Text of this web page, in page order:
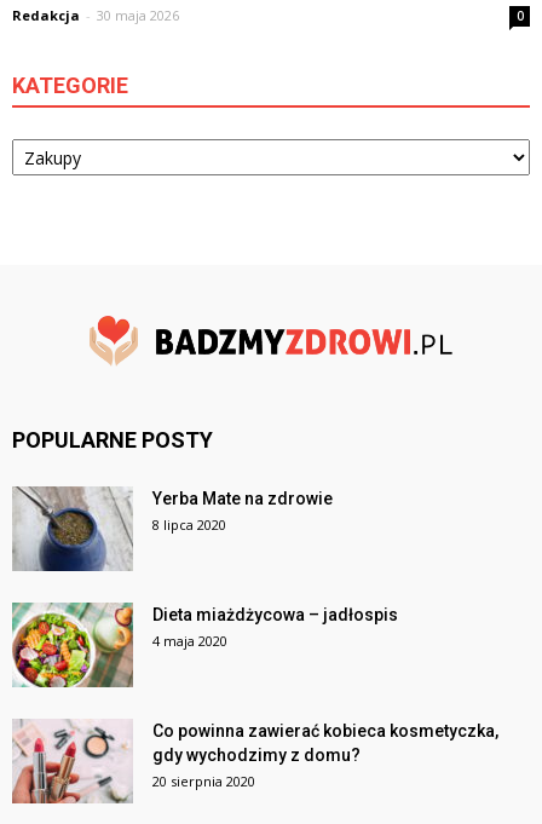
Redakcja - 30 maja 2026 0
KATEGORIE
Kategorie
POPULARNE POSTY
Yerba Mate na zdrowie
8 lipca 2020
Dieta miażdżycowa – jadłospis
4 maja 2020
Co powinna zawierać kobieca kosmetyczka,
gdy wychodzimy z domu?
20 sierpnia 2020